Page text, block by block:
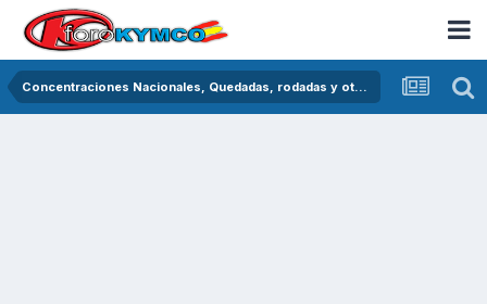
Concentraciones Nacionales, Quedadas, rodadas y otras crónicas del asfalto